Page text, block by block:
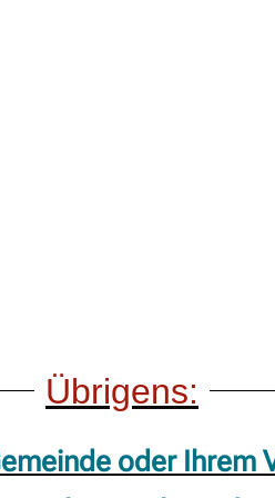
Übrigens:
oder Ihrem